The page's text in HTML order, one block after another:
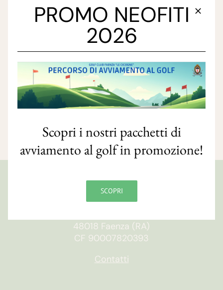
GOLF CLUB FAENZA
48018 Faenza (RA)
CF 90007820393
Contatti
PROMO NEOFITI
2026
Scopri i nostri pacchetti di
avviamento al golf in promozione!
SCOPRI